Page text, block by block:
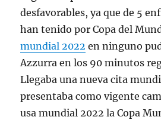
desfavorables, ya que de 5
han tenido por Copa del
mundial 2022 en ninguno
Azzurra en los 90 minutos
Llegaba una nueva cita
presentaba como vigente
usa mundial 2022 la Copa